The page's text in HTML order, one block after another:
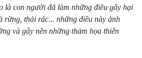
là con người đã làm những điều gây hại
rừng, thải rác... những điều này ảnh
và gây nên những thảm họa thiên